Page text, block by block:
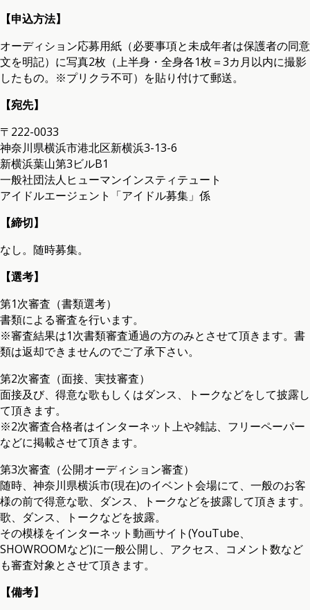
【申込方法】
オーディション応募用紙（必要事項と未成年者は保護者の同意
文を明記）に写真2枚（上半身・全身各1枚＝3カ月以内に撮影
したもの。※プリクラ不可）を貼り付けて郵送。
【宛先】
〒222-0033
神奈川県横浜市港北区新横浜3-13-6
新横浜葉山第3ビルB1
一般社団法人ヒューマンインスティテュート
アイドルエージェント「アイドル募集」係
【締切】
なし。随時募集。
【選考】
第1次審査（書類選考）
書類による審査を行います。
※審査結果は1次書類審査通過の方のみとさせて頂きます。書
類は返却できませんのでご了承下さい。
第2次審査（面接、実技審査）
面接及び、得意な歌もしくはダンス、トークなどをして披露し
て頂きます。
※2次審査合格者はインターネット上や雑誌、フリーペーパー
などに掲載させて頂きます。
第3次審査（公開オーディション審査）
随時、神奈川県横浜市(現在)のイベント会場にて、一般のお客
様の前で得意な歌、ダンス、トークなどを披露して頂きます。
歌、ダンス、トークなどを披露。
その模様をインターネット動画サイト(YouTube、
SHOWROOMなど)に一般公開し、アクセス、コメント数など
も審査対象とさせて頂きます。
【備考】